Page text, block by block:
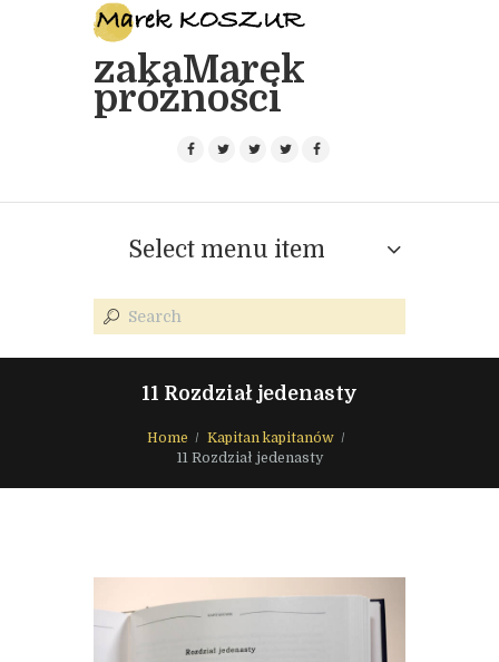
zakaMarek
próżności
Select menu item
11 Rozdział jedenasty
Home
Kapitan kapitanów
11 Rozdział jedenasty